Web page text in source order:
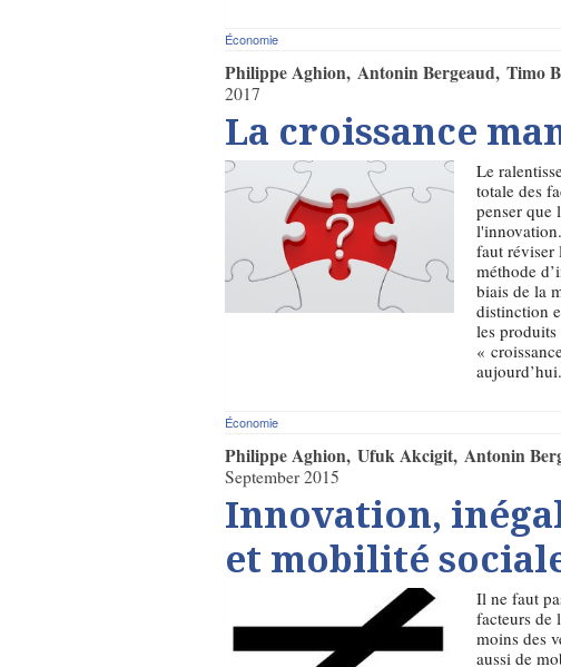
Économie
Philippe Aghion Antonin Bergeaud Timo
2017
La croissance
Le
totale des
penser que
faut réviser
méthode
biais de la
distinction
les
«
aujourd’hui.
Économie
Philippe Aghion Ufuk Akcigit Antonin
September 2015
Innovation,
et mobilité
Il ne faut
facteurs de
moins des
aussi de